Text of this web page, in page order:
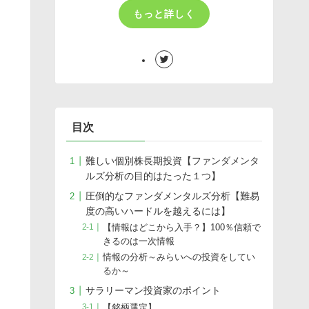
もっと詳しく
目次
難しい個別株長期投資【ファンダメンタ
ルズ分析の目的はたった１つ】
圧倒的なファンダメンタルズ分析【難易
度の高いハードルを越えるには】
【情報はどこから入手？】100％信頼で
きるのは一次情報
情報の分析～みらいへの投資をしてい
るか～
サラリーマン投資家のポイント